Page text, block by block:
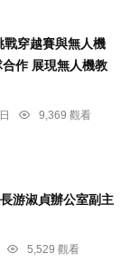
穿越賽與無人機
作 展現無人機教
9,369 觀看
游淑貞辦公室副主
5,529 觀看